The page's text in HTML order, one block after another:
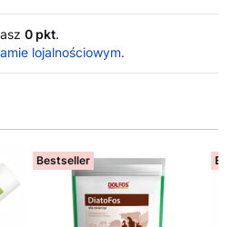
0 pkt.
lojalnościowym.
Bestseller